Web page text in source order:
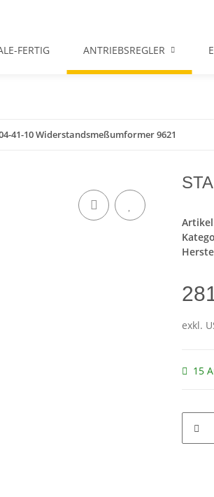
FERTIG ANTRIEBSREGLER
41-10 Widerstandsmeßumformer 9621
exkl.
15